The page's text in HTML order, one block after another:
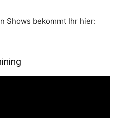
Shows bekommt Ihr hier: